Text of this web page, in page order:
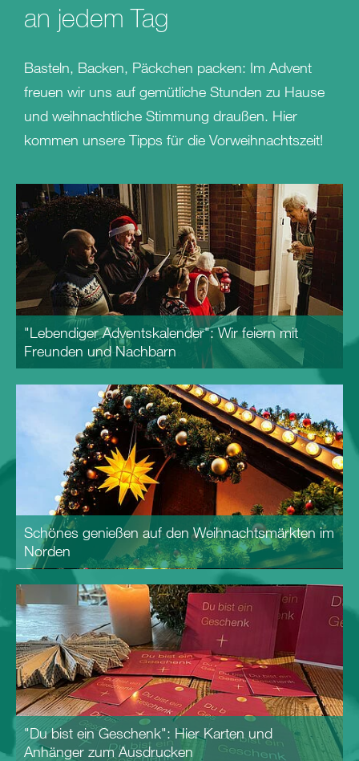
an jedem Tag
Basteln, Backen, Päckchen packen: Im Advent
freuen wir uns auf gemütliche Stunden zu Hause
und weihnachtliche Stimmung draußen. Hier
kommen unsere Tipps für die Vorweihnachtszeit!
"Lebendiger Adventskalender": Wir feiern mit
Freunden und Nachbarn
Schönes genießen auf den Weihnachtsmärkten im
Norden
"Du bist ein Geschenk": Hier Karten und
Anhänger zum Ausdrucken